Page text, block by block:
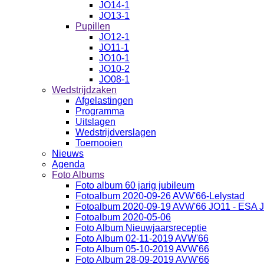
JO14-1
JO13-1
Pupillen
JO12-1
JO11-1
JO10-1
JO10-2
JO08-1
Wedstrijdzaken
Afgelastingen
Programma
Uitslagen
Wedstrijdverslagen
Toernooien
Nieuws
Agenda
Foto Albums
Foto album 60 jarig jubileum
Fotoalbum 2020-09-26 AVW'66-Lelystad
Fotoalbum 2020-09-19 AVW'66 JO11 - ESA
Fotoalbum 2020-05-06
Foto Album Nieuwjaarsreceptie
Foto Album 02-11-2019 AVW'66
Foto Album 05-10-2019 AVW'66
Foto Album 28-09-2019 AVW'66